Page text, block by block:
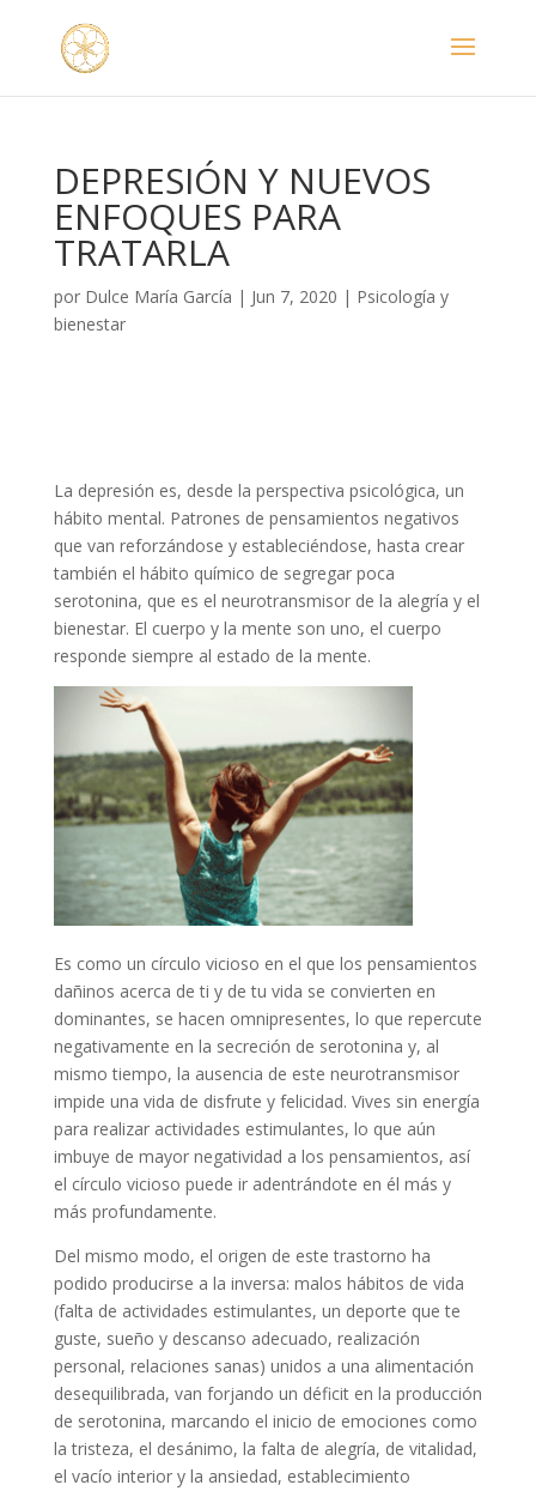
DEPRESIÓN Y NUEVOS
ENFOQUES PARA
TRATARLA
por Dulce María García | Jun 7, 2020 | Psicología y
bienestar
La depresión es, desde la perspectiva psicológica, un
hábito mental. Patrones de pensamientos negativos
que van reforzándose y estableciéndose, hasta crear
también el hábito químico de segregar poca
serotonina, que es el neurotransmisor de la alegría y el
bienestar. El cuerpo y la mente son uno, el cuerpo
responde siempre al estado de la mente.
Es como un círculo vicioso en el que los pensamientos
dañinos acerca de ti y de tu vida se convierten en
dominantes, se hacen omnipresentes, lo que repercute
negativamente en la secreción de serotonina y, al
mismo tiempo, la ausencia de este neurotransmisor
impide una vida de disfrute y felicidad. Vives sin energía
para realizar actividades estimulantes, lo que aún
imbuye de mayor negatividad a los pensamientos, así
el círculo vicioso puede ir adentrándote en él más y
más profundamente.
Del mismo modo, el origen de este trastorno ha
podido producirse a la inversa: malos hábitos de vida
(falta de actividades estimulantes, un deporte que te
guste, sueño y descanso adecuado, realización
personal, relaciones sanas) unidos a una alimentación
desequilibrada, van forjando un déficit en la producción
de serotonina, marcando el inicio de emociones como
la tristeza, el desánimo, la falta de alegría, de vitalidad,
el vacío interior y la ansiedad, establecimiento